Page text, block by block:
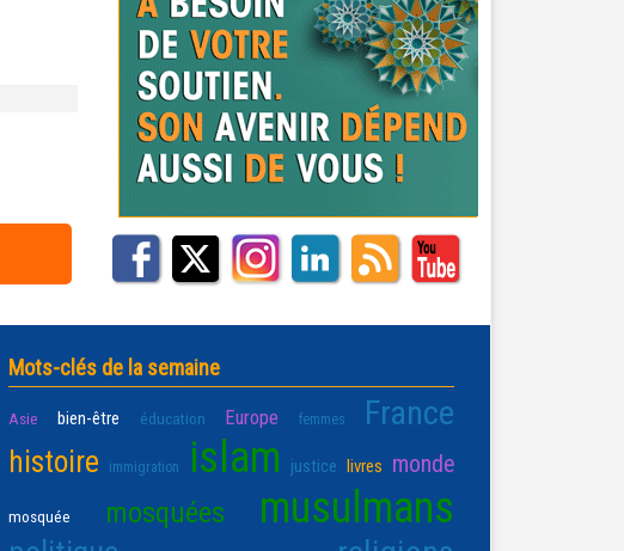
Mots-clés de la semaine
Asie bien-être éducation Europe femmes France
histoire immigration islam justice livres monde
mosquée mosquées musulmans